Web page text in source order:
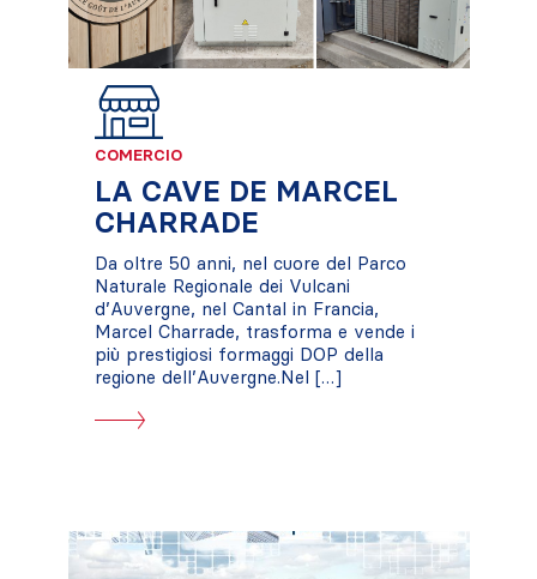
COMERCIO
LA CAVE DE MARCEL
CHARRADE
Da oltre 50 anni, nel cuore del Parco
Naturale Regionale dei Vulcani
d’Auvergne, nel Cantal in Francia,
Marcel Charrade, trasforma e vende i
più prestigiosi formaggi DOP della
regione dell’Auvergne.Nel […]